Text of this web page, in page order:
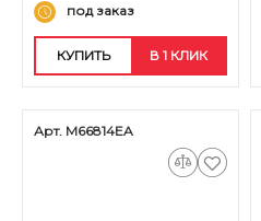
под заказ
КУПИТЬ В 1 КЛИК
Арт. M66814EA